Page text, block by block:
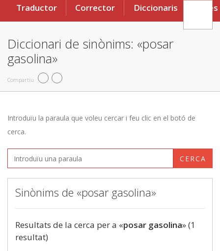
Traductor Corrector Diccionaris Eines
Diccionari de sinònims: «posar
gasolina»
Compartiu
Introduïu la paraula que voleu cercar i feu clic en el botó de
cerca.
CERCA
Sinònims de «posar gasolina»
Resultats de la cerca per a «posar gasolina» (1
resultat)